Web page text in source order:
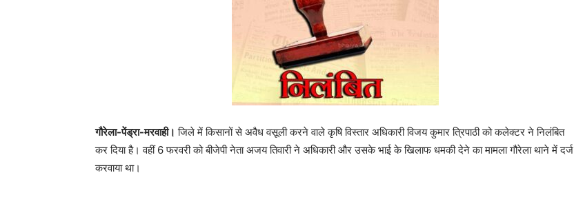
गौरेला-पेंड्रा-मरवाही। जिले में किसानों से अवैध वसूली करने वाले कृषि विस्तार अधिकारी विजय कुमार त्रिपाठी को कलेक्टर ने निलंबित
कर दिया है। वहीं 6 फरवरी को बीजेपी नेता अजय तिवारी ने अधिकारी और उसके भाई के खिलाफ धमकी देने का मामला गौरेला थाने में दर्ज
करवाया था।